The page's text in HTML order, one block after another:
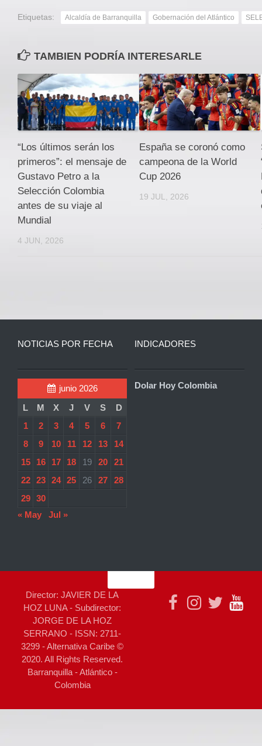
Etiquetas: Alcaldía de Barranquilla Gobernación del Atlántico
TAMBIEN PODRÍA INTERESARLE
“Los últimos serán los
primeros”: el mensaje de
Gustavo Petro a la
Selección Colombia
antes de su viaje al
Mundial
4 JUN, 2026
España se coronó como
campeona de la World
Cup 2026
19 JUL, 2026
NOTICIAS POR FECHA
junio 2026
L
M X J V S
D
1
2 3 4 5 6
7
8
9 10 11 12 13
14
15
16 17 18 19 20
21
22
23 24 25 26 27
28
29
30
« May
Jul »
INDICADORES
Dolar Hoy Colombia
Director: JAVIER DE LA
HOZ LUNA - Subdirector:
JORGE DE LA HOZ
SERRANO - ISSN: 2711-
3299 - Alternativa Caribe ©
2020. All Rights Reserved.
Barranquilla - Atlántico -
Colombia